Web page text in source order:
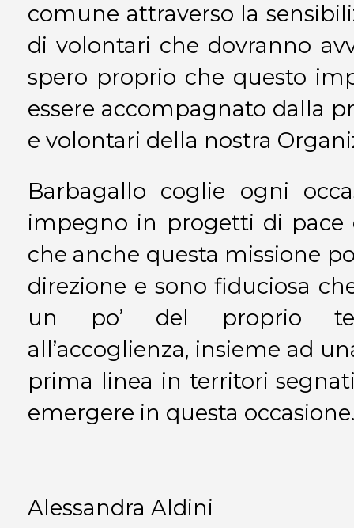
comune attraverso la
di volontari che dovranno
spero proprio che questo
essere accompagnato dalla
e volontari della nostra
Barbagallo coglie ogni
impegno in progetti di pace
che anche questa missione
direzione e sono fiduciosa
un po’
del proprio
all’accoglienza, insieme ad
prima linea in territori
emergere in questa occasione.
Alessandra Aldini